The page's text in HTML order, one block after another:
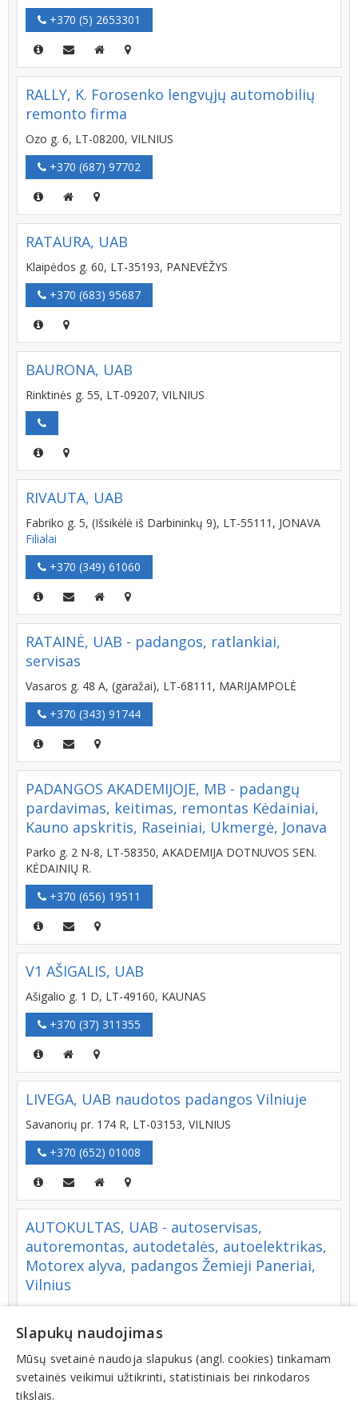
+370 (5) 2653301
RALLY, K. Forosenko lengvųjų automobilių
remonto firma
Ozo g. 6, LT-08200, VILNIUS
+370 (687) 97702
RATAURA, UAB
Klaipėdos g. 60, LT-35193, PANEVĖŽYS
+370 (683) 95687
BAURONA, UAB
Rinktinės g. 55, LT-09207, VILNIUS
RIVAUTA, UAB
Fabriko g. 5, (Išsikėlė iš Darbininkų 9), LT-55111, JONAVA
Filialai
+370 (349) 61060
RATAINĖ, UAB - padangos, ratlankiai,
servisas
Vasaros g. 48 A, (garažai), LT-68111, MARIJAMPOLĖ
+370 (343) 91744
PADANGOS AKADEMIJOJE, MB - padangų
pardavimas, keitimas, remontas Kėdainiai,
Kauno apskritis, Raseiniai, Ukmergė, Jonava
Parko g. 2 N-8, LT-58350, AKADEMIJA DOTNUVOS SEN.
KĖDAINIŲ R.
+370 (656) 19511
V1 AŠIGALIS, UAB
Ašigalio g. 1 D, LT-49160, KAUNAS
+370 (37) 311355
LIVEGA, UAB naudotos padangos Vilniuje
Savanorių pr. 174 R, LT-03153, VILNIUS
+370 (652) 01008
AUTOKULTAS, UAB - autoservisas,
autoremontas, autodetalės, autoelektrikas,
Motorex alyva, padangos Žemieji Paneriai,
Vilnius
Savanorių pr. 191, LT-02300, VILNIUS
+370 (600) 68447
Slapukų naudojimas
Mūsų svetainė naudoja slapukus (angl. cookies) tinkamam
svetainės veikimui užtikrinti, statistiniais bei rinkodaros
tikslais.